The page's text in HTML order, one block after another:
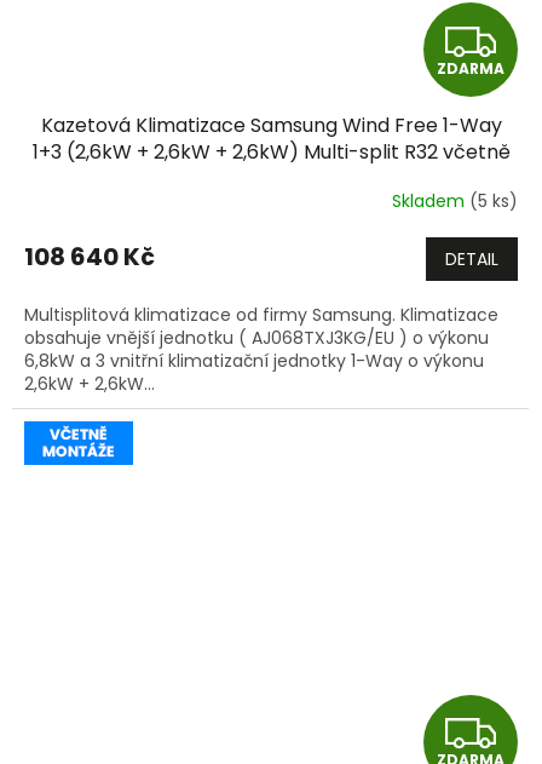
Z
D
A
R
M
A
ZDARMA
Kazetová Klimatizace Samsung Wind Free 1-Way
1+3 (2,6kW + 2,6kW + 2,6kW) Multi-split R32 včetně
Skladem (5 ks)
108 640 Kč DETAIL
Multisplitová klimatizace od firmy Samsung. Klimatizace
obsahuje vnější jednotku ( AJ068TXJ3KG/EU ) o výkonu
6,8kW a 3 vnitřní klimatizační jednotky 1-Way o výkonu
2,6kW + 2,6kW...
Z